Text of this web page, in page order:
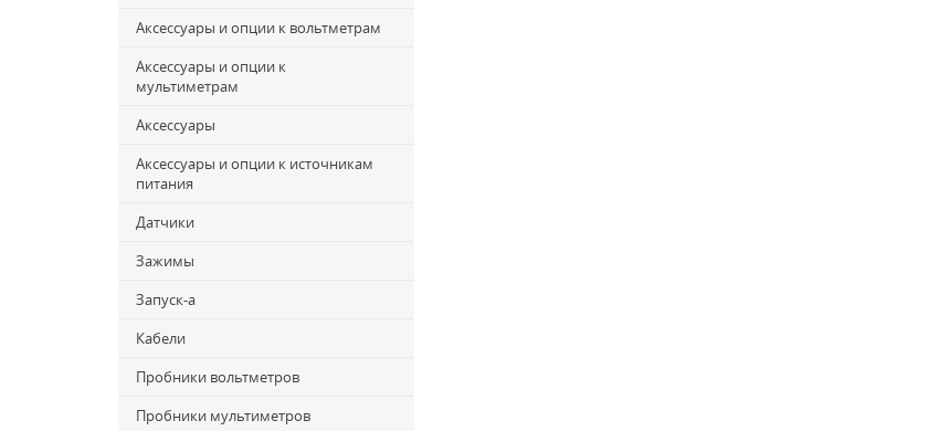
Аксессуары и опции к вольтметрам
Аксессуары и опции к
мультиметрам
Аксессуары
Аксессуары и опции к источникам
питания
Датчики
Зажимы
Запуск-a
Кабели
Пробники вольтметров
Пробники мультиметров